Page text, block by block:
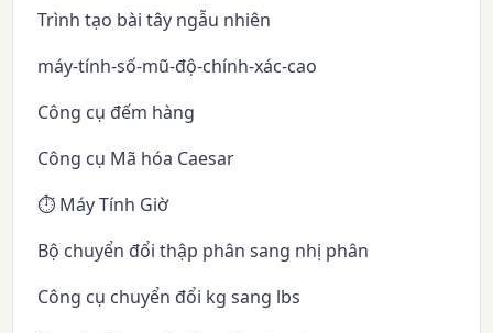
Trình tạo bài tây ngẫu nhiên
máy-tính-số-mũ-độ-chính-xác-cao
Công cụ đếm hàng
Công cụ Mã hóa Caesar
⏱️ Máy Tính Giờ
Bộ chuyển đổi thập phân sang nhị phân
Công cụ chuyển đổi kg sang lbs